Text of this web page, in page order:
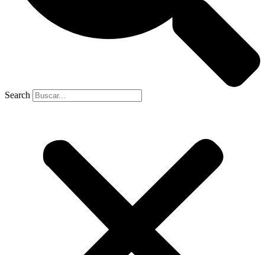
Search